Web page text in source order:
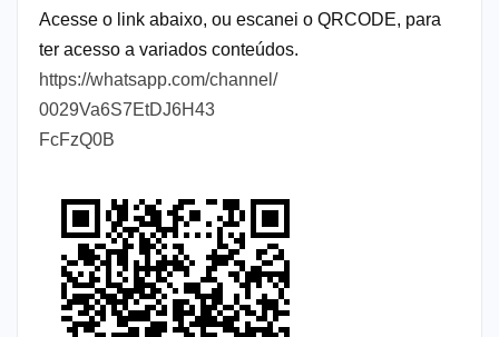
Acesse o link abaixo, ou escanei o QRCODE, para
ter acesso a variados conteúdos.
https://whatsapp.com/channel/
0029Va6S7EtDJ6H43
FcFzQ0B